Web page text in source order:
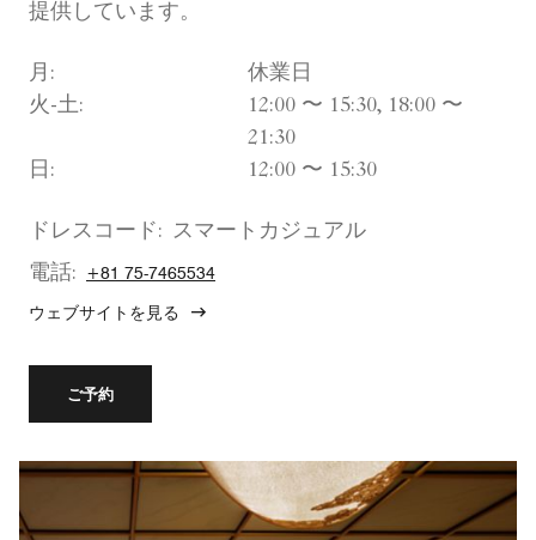
提供しています。
月:
休業日
火-土:
12:00 〜 15:30, 18:00 〜
21:30
日:
12:00 〜 15:30
ドレスコード: スマートカジュアル
電話:
+81 75-7465534
ウェブサイトを見る
ご予約